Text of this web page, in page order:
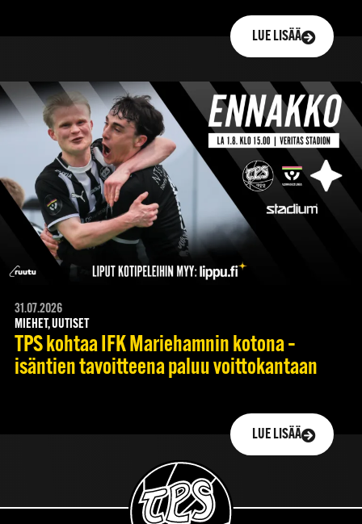
LUE LISÄÄ
31.07.2026
MIEHET, UUTISET
TPS kohtaa IFK Mariehamnin kotona –
isäntien tavoitteena paluu voittokantaan
LUE LISÄÄ